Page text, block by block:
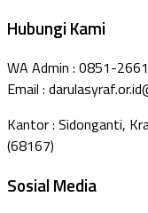
Hubungi Kami
WA Admin : 0851-
Email :
Kantor : Sidonganti,
(68167)
Sosial Media